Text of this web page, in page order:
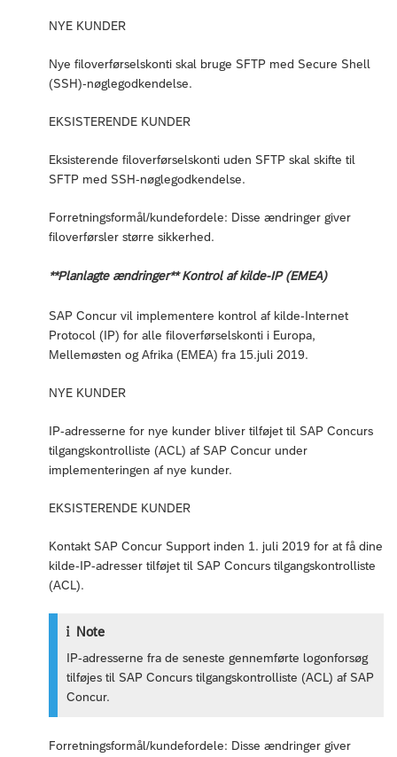
NYE KUNDER
Nye filoverførselskonti skal bruge SFTP med Secure Shell
(SSH)-nøglegodkendelse.
EKSISTERENDE KUNDER
Eksisterende filoverførselskonti uden SFTP skal skifte til
SFTP med SSH-nøglegodkendelse.
Forretningsformål/kundefordele: Disse ændringer giver
filoverførsler større sikkerhed.
**Planlagte ændringer** Kontrol af kilde-IP (EMEA)
SAP Concur vil implementere kontrol af kilde-Internet
Protocol (IP) for alle filoverførselskonti i Europa,
Mellemøsten og Afrika (EMEA) fra 15.juli 2019.
NYE KUNDER
IP-adresserne for nye kunder bliver tilføjet til SAP Concurs
tilgangskontrolliste (ACL) af SAP Concur under
implementeringen af nye kunder.
EKSISTERENDE KUNDER
Kontakt SAP Concur Support inden 1. juli 2019 for at få dine
kilde-IP-adresser tilføjet til SAP Concurs tilgangskontrolliste
(ACL).
Note
IP-adresserne fra de seneste gennemførte logonforsøg
tilføjes til SAP Concurs tilgangskontrolliste (ACL) af SAP
Concur.
Forretningsformål/kundefordele: Disse ændringer giver